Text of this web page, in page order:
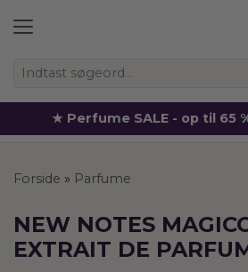
★ Perfume SALE - op til 65
Forside » Parfume
NEW NOTES
EXTRAIT DE